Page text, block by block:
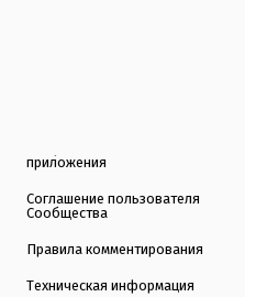
приложения
Соглашение пользователя
Сообщества
Правила комментирования
Техническая информация